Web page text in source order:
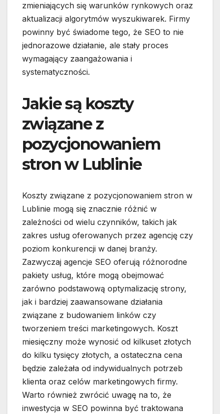
zmieniających się warunków rynkowych oraz
aktualizacji algorytmów wyszukiwarek. Firmy
powinny być świadome tego, że SEO to nie
jednorazowe działanie, ale stały proces
wymagający zaangażowania i
systematyczności.
Jakie są koszty
związane z
pozycjonowaniem
stron w Lublinie
Koszty związane z pozycjonowaniem stron w
Lublinie mogą się znacznie różnić w
zależności od wielu czynników, takich jak
zakres usług oferowanych przez agencję czy
poziom konkurencji w danej branży.
Zazwyczaj agencje SEO oferują różnorodne
pakiety usług, które mogą obejmować
zarówno podstawową optymalizację strony,
jak i bardziej zaawansowane działania
związane z budowaniem linków czy
tworzeniem treści marketingowych. Koszt
miesięczny może wynosić od kilkuset złotych
do kilku tysięcy złotych, a ostateczna cena
będzie zależała od indywidualnych potrzeb
klienta oraz celów marketingowych firmy.
Warto również zwrócić uwagę na to, że
inwestycja w SEO powinna być traktowana